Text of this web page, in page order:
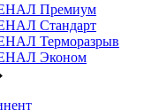
Премиум
Стандарт
Терморазрыв
Эконом